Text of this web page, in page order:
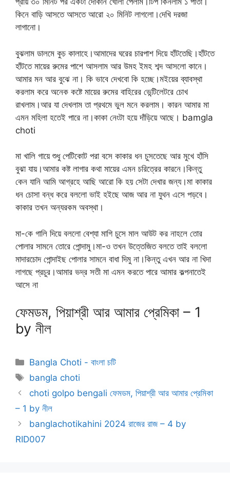
কিনে বাড়ি আসতে আসতে আরো ২০ মিনিট লাগলো।দেখি দরজা
লাগানো।
বুঝলাম ডালমে কুচ কালাহে।আমাদের ঘরের চারপাশ দিয়ে হাঁটতেছি।হাঁটতে
হাঁটতে মায়ের রুমের পাশে আসলাম আর উমহ ইমহ শব্দ আসলো কানে।
আমার মন আর বুঝে না। কি ভাবে দেখবো কি হচ্ছে।মইয়ের ব্যাবস্থা
করলাম করে অনেক কষ্টে মায়ের রুমের বাহিরের ভেন্টিলেটরে চোখ
রাখলাম।আর যা দেখলাম তা প্রথমে ভুল মনে করলাম। কারন আমার মা
এমন মহিলা হতেই পারে না।কাকা নেংটা হয়ে দাঁড়িয়ে আছে। bamgla
choti
মা খালি গায়ে শুধু পেটিকোট পরা বসে কাকার ধন চুসতেছে আর মুখে হাঁসি
বুঝা যায়।আমার কষ্ট লাগার কথা মায়ের এমন চরিত্রের কারনে।কিন্তু
কেন যানি আমি আগ্রহে আছি আরো কি হয় সেটা দেখার জন্য।মা কাকার
ধন চোসা বন্ধ করে বললো ভাই হইছে আজ আর না যুথন এসে পড়বে।
কাকার তখন অন্যরকম অবস্থা।
মা-কে গালি দিয়ে বললো বেশ্যা মাগি চুসে মাল আউট কর নাহলে তোর
পোলার সামনে তোরে পোন্দামু।মা-ও তখন উত্তেজিত বলতে তাই বললো
মাদারচোদ পোন্দাইছ পোলার সামনে বাধা দিমু না।কিন্তু এখন আর না খিদা
লাগছে প্রচুর।আমার ভদ্র সতী মা এমন করতে পারে আমার কল্পনাতেই
আসে না
ফেমডম, পিয়াশ্রী আর আমার প্রেমিকা – 1
by নীল
Categories
Bangla Choti - বাংলা চটি
Tags
bangla choti
choti golpo bengali ফেমডম, পিয়াশ্রী আর আমার প্রেমিকা
– 1 by নীল
banglachotikahini 2024 রাজের রাজ – 4 by
RID007